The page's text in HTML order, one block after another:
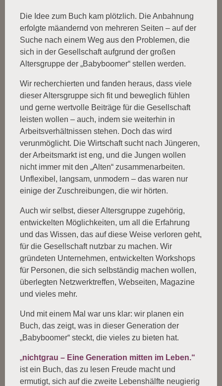
Die Idee zum Buch kam plötzlich. Die Anbahnung
erfolgte mäandernd von mehreren Seiten – auf der
Suche nach einem Weg aus den Problemen, die
sich in der Gesellschaft aufgrund der großen
Altersgruppe der „Babyboomer“ stellen werden.
Wir recherchierten und fanden heraus, dass viele
dieser Altersgruppe sich fit und beweglich fühlen
und gerne wertvolle Beiträge für die Gesellschaft
leisten wollen – auch, indem sie weiterhin in
Arbeitsverhältnissen stehen. Doch das wird
verunmöglicht. Die Wirtschaft sucht nach Jüngeren,
der Arbeitsmarkt ist eng, und die Jungen wollen
nicht immer mit den „Alten“ zusammenarbeiten.
Unflexibel, langsam, unmodern – das waren nur
einige der Zuschreibungen, die wir hörten.
Auch wir selbst, dieser Altersgruppe zugehörig,
entwickelten Möglichkeiten, um all die Erfahrung
und das Wissen, das auf diese Weise verloren geht,
für die Gesellschaft nutzbar zu machen. Wir
gründeten Unternehmen, entwickelten Workshops
für Personen, die sich selbständig machen wollen,
überlegten Netzwerktreffen, Webseiten, Magazine
und vieles mehr.
Und mit einem Mal war uns klar: wir planen ein
Buch, das zeigt, was in dieser Generation der
„Babyboomer“ steckt, die vieles zu bieten hat.
„nichtgrau – Eine Generation mitten im Leben.“
ist ein Buch, das zu lesen Freude macht und
ermutigt, sich auf die zweite Lebenshälfte neugierig